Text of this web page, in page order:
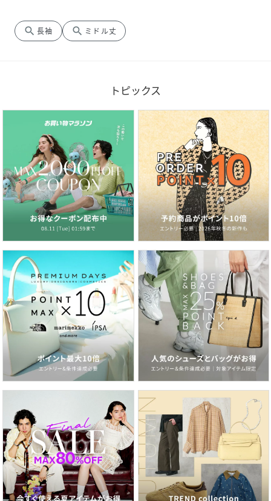
search 長袖 search ミドル丈
トピックス